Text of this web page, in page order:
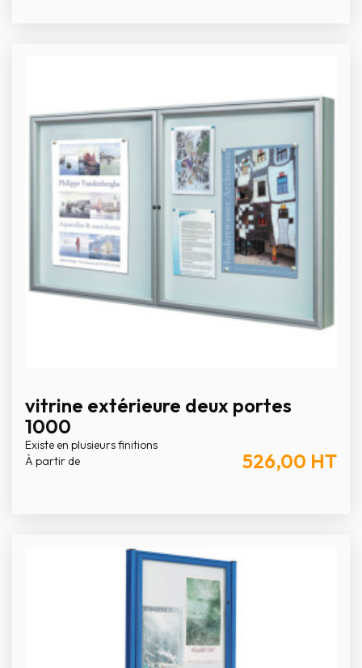
vitrine extérieure deux portes
1000
Existe en plusieurs finitions
À partir de
526,00 HT